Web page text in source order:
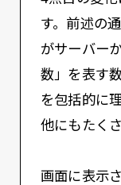
す。前述の
がサーバー
数」を表す
を包括的に
他にもたく
画面に表示